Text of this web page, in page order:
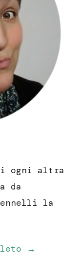
ogni altra
da
la
→